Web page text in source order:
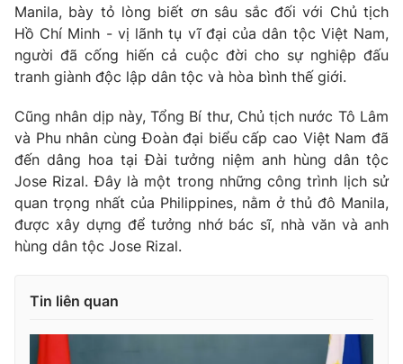
Manila, bày tỏ lòng biết ơn sâu sắc đối với Chủ tịch
Hồ Chí Minh - vị lãnh tụ vĩ đại của dân tộc Việt Nam,
người đã cống hiến cả cuộc đời cho sự nghiệp đấu
tranh giành độc lập dân tộc và hòa bình thế giới.
Cũng nhân dịp này, Tổng Bí thư, Chủ tịch nước Tô Lâm
và Phu nhân cùng Đoàn đại biểu cấp cao Việt Nam đã
đến dâng hoa tại Đài tưởng niệm anh hùng dân tộc
Jose Rizal. Đây là một trong những công trình lịch sử
quan trọng nhất của Philippines, nằm ở thủ đô Manila,
được xây dựng để tưởng nhớ bác sĩ, nhà văn và anh
hùng dân tộc Jose Rizal.
Tin liên quan